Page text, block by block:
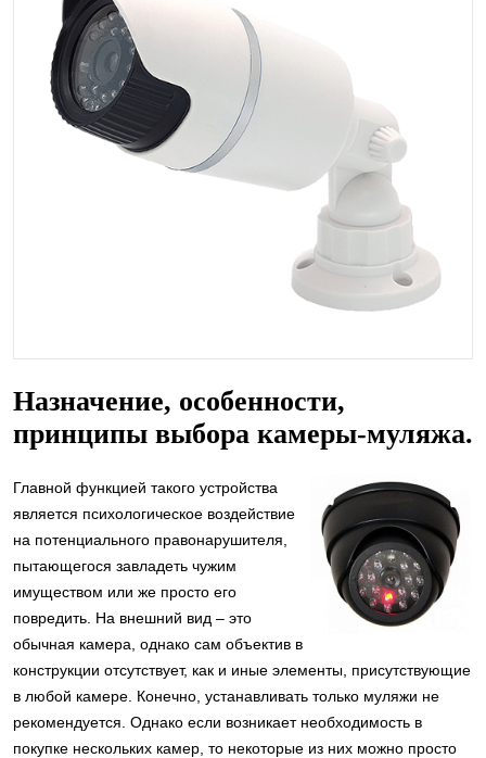
Назначение, особенности,
принципы выбора камеры-муляжа.
Главной функцией такого устройства
является психологическое воздействие
на потенциального правонарушителя,
пытающегося завладеть чужим
имуществом или же просто его
повредить. На внешний вид – это
обычная камера, однако сам объектив в
конструкции отсутствует, как и иные элементы, присутствующие
в любой камере. Конечно, устанавливать только муляжи не
рекомендуется. Однако если возникает необходимость в
покупке нескольких камер, то некоторые из них можно просто